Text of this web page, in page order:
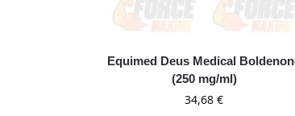
Equimed Deus Medical
(250 mg/ml)
34,68€